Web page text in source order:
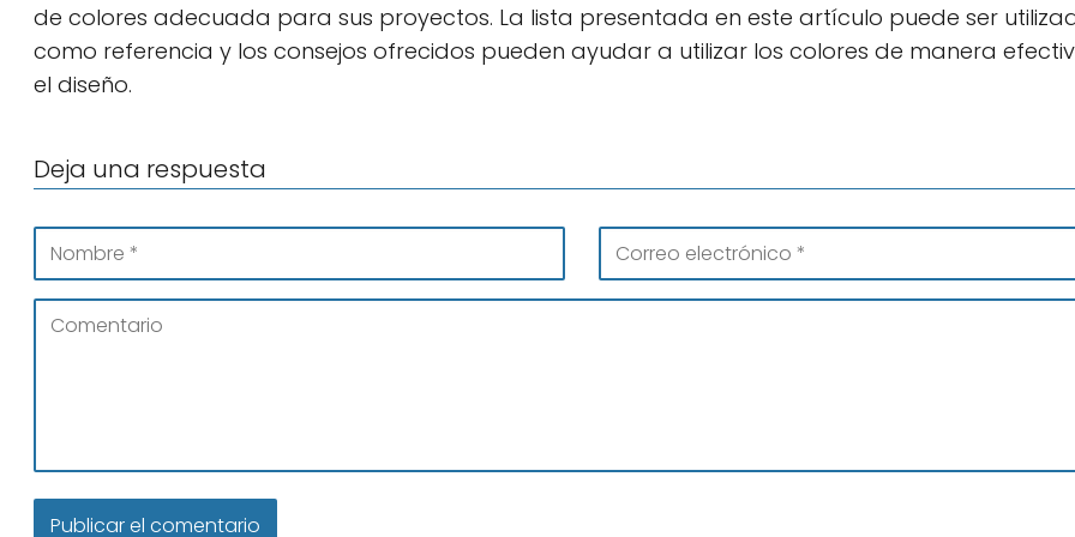
de colores adecuada para sus proyectos. La lista presentada en este artículo puede ser
como referencia y los consejos ofrecidos pueden ayudar a utilizar los colores de manera
el diseño.
Deja una respuesta